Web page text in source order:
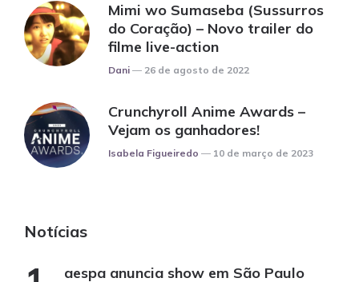
Mimi wo Sumaseba (Sussurros
do Coração) – Novo trailer do
filme live-action
Posted
Dani 26 de agosto de 2022
Crunchyroll Anime Awards –
Vejam os ganhadores!
Posted
Isabela Figueiredo 10 de março de 2023
Notícias
aespa anuncia show em São Paulo